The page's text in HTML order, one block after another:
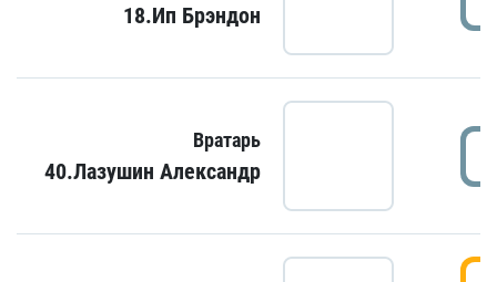
18.Ип Брэндон
Вратарь
40.Лазушин Александр